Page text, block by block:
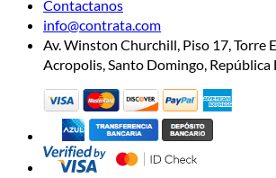
Contactanos
info@contrata.com
Av. Winston Churchill, Piso 17, Torre
Acropolis, Santo Domingo, República